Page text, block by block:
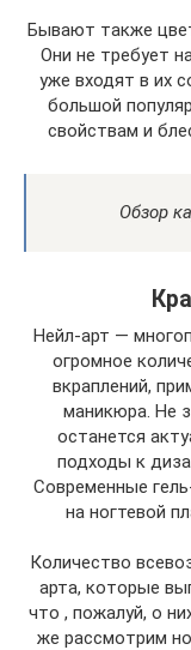
Бывают также
Они не требует
уже входят в их
большой
свойствам и
Обзор
Нейл-арт —
огромное
вкраплений,
маникюра. Не
останется
подходы к
Современные
на ногтевой
Количество
арта, которые
что , пожалуй, о
же рассмотрим